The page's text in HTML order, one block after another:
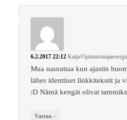
6.2.2017 22:12 Katja/
Mua naurattaa kun ajastin
lähes identtiset linkkitekstit ja
:D Nämä kengät olivat
Vastaa ↓